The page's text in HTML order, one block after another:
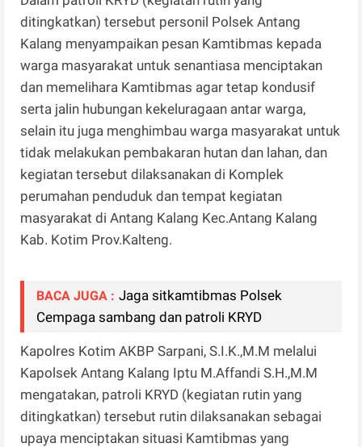
ditingkatkan) tersebut personil Polsek Antang
Kalang menyampaikan pesan Kamtibmas kepada
warga masyarakat untuk senantiasa menciptakan
dan memelihara Kamtibmas agar tetap kondusif
serta jalin hubungan kekeluragaan antar warga,
selain itu juga menghimbau warga masyarakat untuk
tidak melakukan pembakaran hutan dan lahan, dan
kegiatan tersebut dilaksanakan di Komplek
perumahan penduduk dan tempat kegiatan
masyarakat di Antang Kalang Kec.Antang Kalang
Kab. Kotim Prov.Kalteng.
BACA JUGA : Jaga sitkamtibmas Polsek
Cempaga sambang dan patroli KRYD
Kapolres Kotim AKBP Sarpani, S.I.K.,M.M melalui
Kapolsek Antang Kalang Iptu M.Affandi S.H.,M.M
mengatakan, patroli KRYD (kegiatan rutin yang
ditingkatkan) tersebut rutin dilaksanakan sebagai
upaya menciptakan situasi Kamtibmas yang